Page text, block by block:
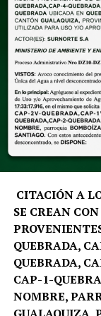
estratégica,
análisis de datos
prioritarias del
«El Summer
con propósito.
investigación,
territorio,
fortalezcan la
sostenible de
Aleaga, docente
de la UTPL.
La metodología
preparación
académica en la
equipos
conjunta con
ellos la
CITACIÓN A
SE CREAN
QUEBRADA,
QUEBRADA,
CAP-1-
NOMBRE,